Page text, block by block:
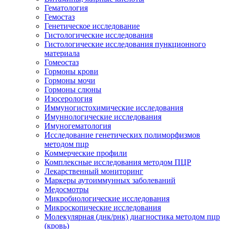
Гематология
Гемостаз
Генетическое исследование
Гистологические исследования
Гистологические исследования пункционного
материала
Гомеостаз
Гормоны крови
Гормоны мочи
Гормоны слюны
Изосерология
Иммуногистохимические исследования
Имуннологические исследования
Имуногематология
Исследование генетических полиморфизмов
методом пцр
Коммерческие профили
Комплексные исследования методом ПЦР
Лекарственный мониторинг
Маркеры аутоиммунных заболеваний
Медосмотры
Микробиологические исследования
Микроскопические исследования
Молекулярная (днк/рнк) диагностика методом пцр
(кровь)